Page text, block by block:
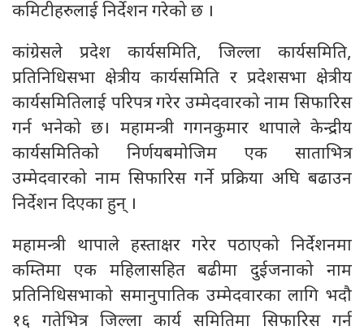
कमिटीहरुलाई निर्देशन गरेको छ ।
कांग्रेसले प्रदेश कार्यसमिति, जिल्ला कार्यसमिति,
प्रतिनिधिसभा क्षेत्रीय कार्यसमिति र प्रदेशसभा क्षेत्रीय
कार्यसमितिलाई परिपत्र गरेर उम्मेदवारको नाम सिफारिस
गर्न भनेको छ। महामन्त्री गगनकुमार थापाले केन्द्रीय
कार्यसमितिको निर्णयबमोजिम एक साताभित्र
उम्मेदवारको नाम सिफारिस गर्ने प्रक्रिया अघि बढाउन
निर्देशन दिएका हुन् ।
महामन्त्री थापाले हस्ताक्षर गरेर पठाएको निर्देशनमा
कम्तिमा एक महिलासहित बढीमा दुईजनाको नाम
प्रतिनिधिसभाको समानुपातिक उम्मेदवारका लागि भदौ
१६ गतेभित्र जिल्ला कार्य समितिमा सिफारिस गर्न